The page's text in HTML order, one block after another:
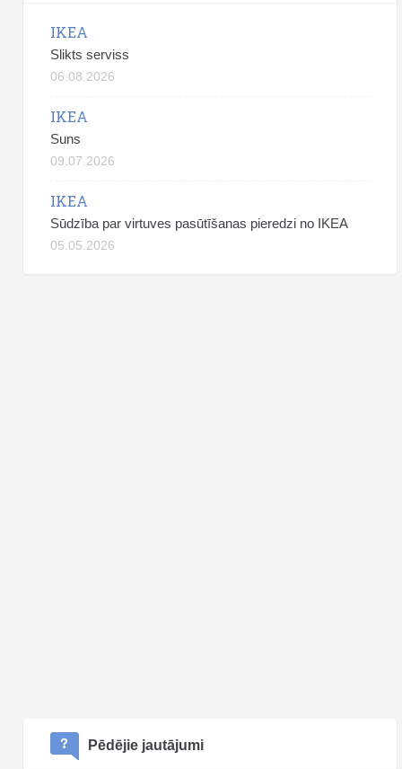
IKEA
Slikts serviss
06.08.2026
IKEA
Suns
09.07.2026
IKEA
Sūdzība par virtuves pasūtīšanas pieredzi no IKEA
05.05.2026
Pēdējie jautājumi